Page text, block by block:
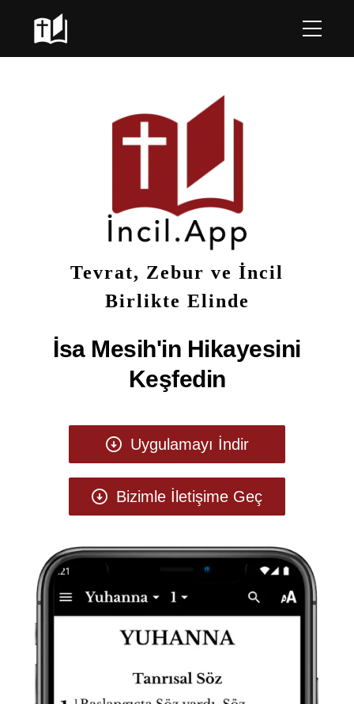
Tevrat, Zebur ve İncil
Birlikte Elinde
İsa Mesih'in Hikayesini
Keşfedin
Uygulamayı İndir
Bizimle İletişime Geç